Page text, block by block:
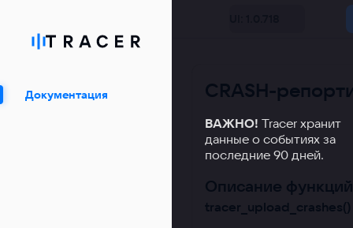
Документация CRASH-
ВАЖНО! Tracer хранит
данные о событиях за
последние 90 дней.
Описание функций
tracer_upload_crashes()